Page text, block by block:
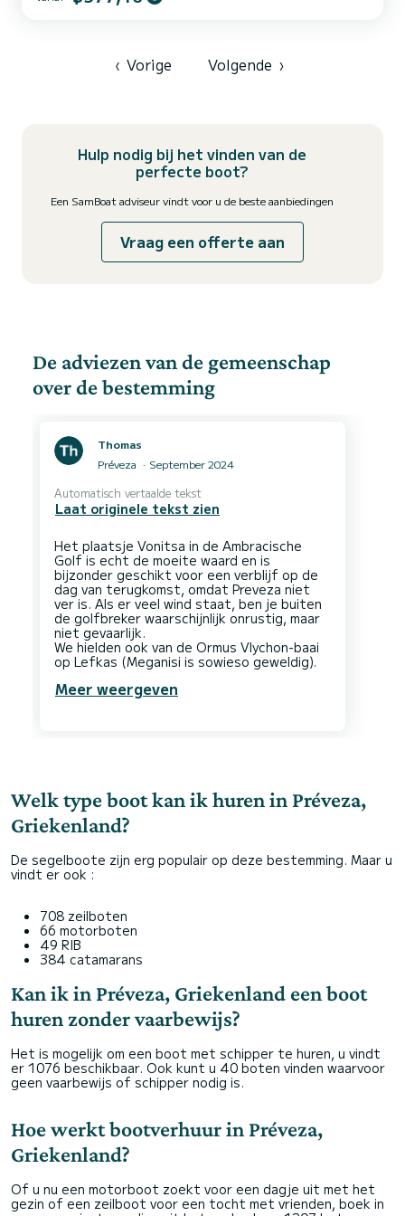
‹ Vorige Volgende ›
Hulp nodig bij het vinden van de
perfecte boot?
Een SamBoat adviseur vindt voor u de beste aanbiedingen
Vraag een offerte aan
De adviezen van de gemeenschap
over de bestemming
Thomas
Préveza
September 2024
Automatisch vertaalde tekst
Laat originele tekst zien
Het plaatsje Vonitsa in de Ambracische
Golf is echt de moeite waard en is
bijzonder geschikt voor een verblijf op de
dag van terugkomst, omdat Preveza niet
ver is. Als er veel wind staat, ben je buiten
de golfbreker waarschijnlijk onrustig, maar
niet gevaarlijk.
We hielden ook van de Ormus Vlychon-baai
Meer weergeven
Welk type boot kan ik huren in Préveza,
Griekenland?
De segelboote zijn erg populair op deze bestemming. Maar u
vindt er ook :
708 zeilboten
66 motorboten
49 RIB
384 catamarans
Kan ik in Préveza, Griekenland een boot
huren zonder vaarbewijs?
Het is mogelijk om een boot met schipper te huren, u vindt
er 1076 beschikbaar. Ook kunt u 40 boten vinden waarvoor
geen vaarbewijs of schipper nodig is.
Hoe werkt bootverhuur in Préveza,
Griekenland?
Of u nu een motorboot zoekt voor een dagje uit met het
gezin of een zeilboot voor een tocht met vrienden, boek in